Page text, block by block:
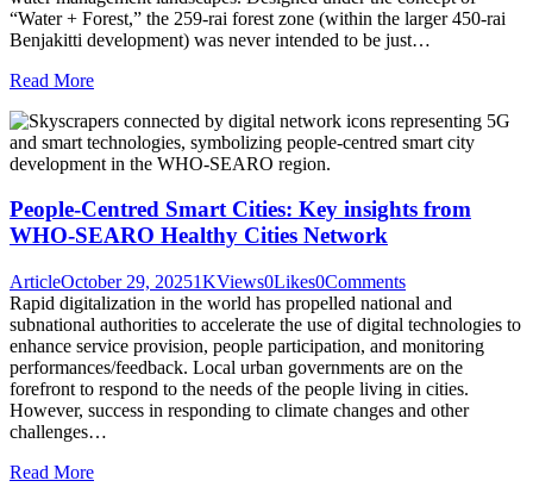
“Water + Forest,” the 259-rai forest zone (within the larger 450-rai
Benjakitti development) was never intended to be just…
Read More
People-Centred Smart Cities: Key insights from
WHO-SEARO Healthy Cities Network
ArticleOctober 29, 20251KViews0Likes0Comments
Rapid digitalization in the world has propelled national and
subnational authorities to accelerate the use of digital technologies to
enhance service provision, people participation, and monitoring
performances/feedback. Local urban governments are on the
forefront to respond to the needs of the people living in cities.
However, success in responding to climate changes and other
challenges…
Read More